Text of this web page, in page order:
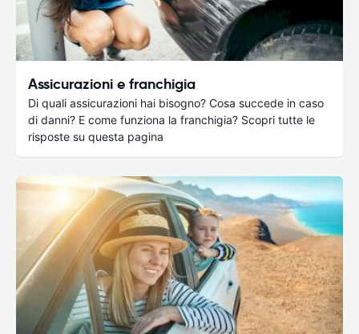
Assicurazioni e franchigia
Di quali assicurazioni hai bisogno? Cosa succede in caso
di danni? E come funziona la franchigia? Scopri tutte le
risposte su questa pagina